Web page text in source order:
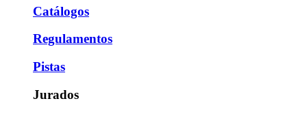
Catálogos
Regulamentos
Pistas
Jurados